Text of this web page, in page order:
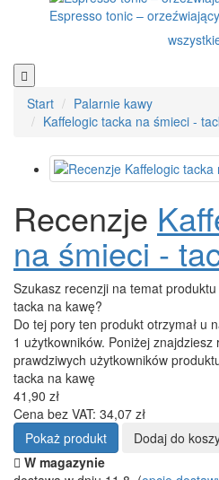
Espresso tonic –
Start
Palarnie kawy
Kaffelogic tacka na śmieci -
Recenzje
na śmieci -
Szukasz recenzji na temat
tacka na kawę?
Do tej pory ten produkt otrzymał u
1 użytkowników. Poniżej
prawdziwych użytkowników
tacka na kawę
41,90 zł
Cena bez VAT: 34,07 zł
Pokaż produkt
Dodaj do
W magazynie